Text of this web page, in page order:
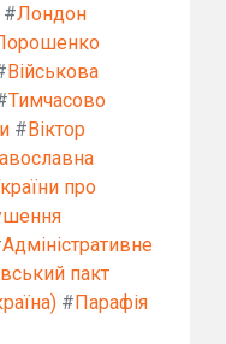
#Лондон
Військова
Тимчасово
#Віктор
про
Адміністративне
пакт
#Парафія